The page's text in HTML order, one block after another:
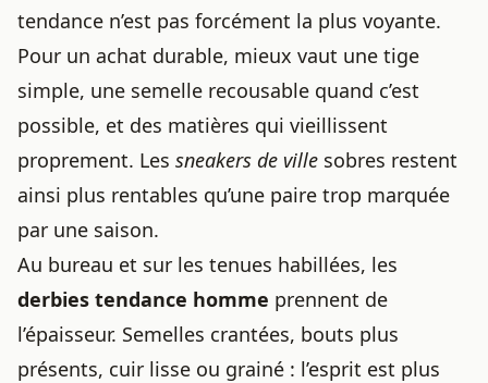
tendance n’est pas forcément la plus voyante.
Pour un achat durable, mieux vaut une tige
simple, une semelle recousable quand c’est
possible, et des matières qui vieillissent
proprement. Les sneakers de ville sobres restent
ainsi plus rentables qu’une paire trop marquée
par une saison.
Au bureau et sur les tenues habillées, les
derbies tendance homme prennent de
l’épaisseur. Semelles crantées, bouts plus
présents, cuir lisse ou grainé : l’esprit est plus